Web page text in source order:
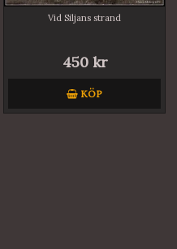
Vid Siljans strand
450 kr
KÖP